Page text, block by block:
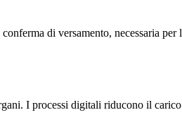
di versamento, necessaria
I processi digitali riducono il